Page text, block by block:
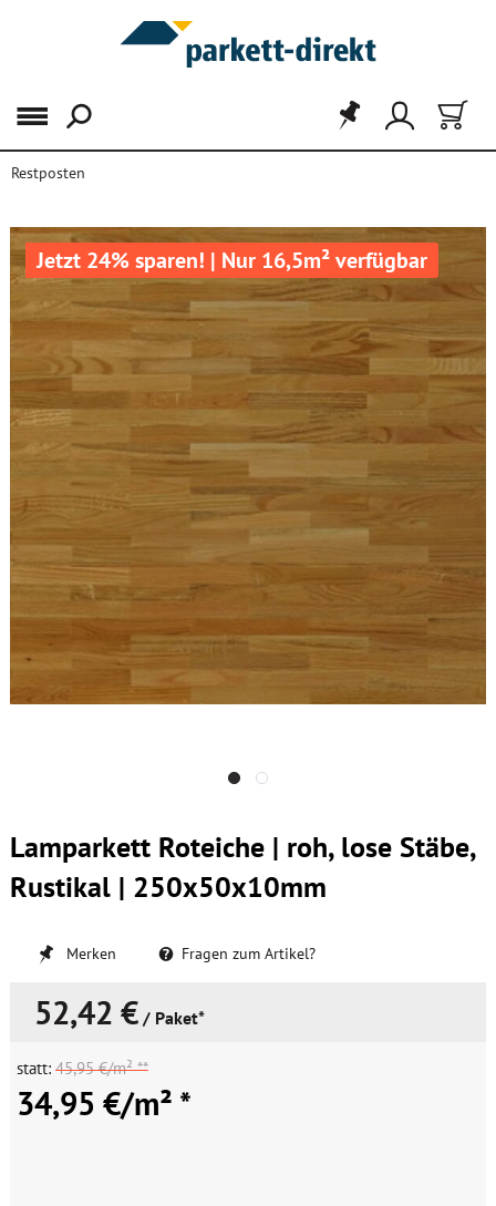
Menü
Restposten
Jetzt 24% sparen! | Nur 16,5m² verfügbar
Lamparkett Roteiche | roh, lose Stäbe,
Rustikal | 250x50x10mm
Merken Fragen zum Artikel?
52,42 € / Paket*
statt: 45,95 €/m² **
34,95 €/m² *